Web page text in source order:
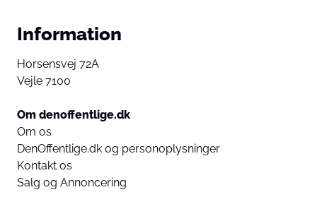
Information
Horsensvej 72A
Vejle 7100
Om denoffentlige.dk
Om os
DenOffentlige.dk og personoplysninger
Kontakt os
Salg og Annoncering